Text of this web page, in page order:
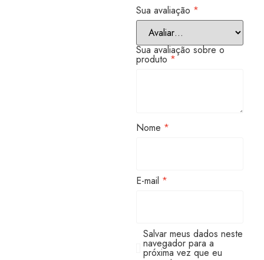
Sua avaliação *
Sua avaliação sobre o
produto *
Nome *
E-mail *
Salvar meus dados neste
navegador para a
próxima vez que eu